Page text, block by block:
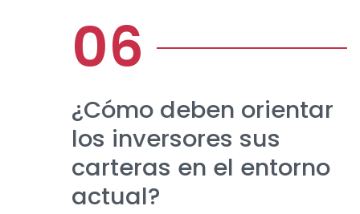
¿Cómo deben orientar
los inversores sus
carteras en el entorno
actual?